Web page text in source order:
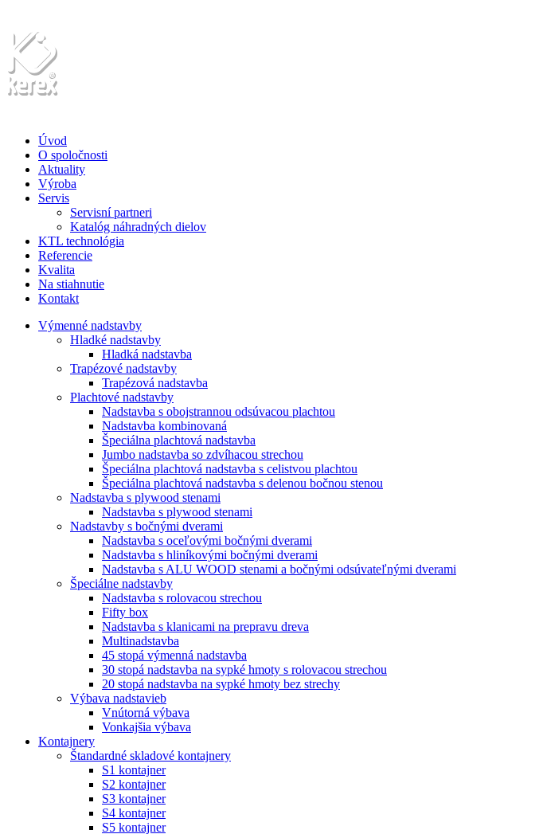
Úvod
O spoločnosti
Aktuality
Výroba
Servis
Servisní partneri
Katalóg náhradných dielov
KTL technológia
Referencie
Kvalita
Na stiahnutie
Kontakt
Výmenné nadstavby
Hladké nadstavby
Hladká nadstavba
Trapézové nadstavby
Trapézová nadstavba
Plachtové nadstavby
Nadstavba s obojstrannou odsúvacou plachtou
Nadstavba kombinovaná
Špeciálna plachtová nadstavba
Jumbo nadstavba so zdvíhacou strechou
Špeciálna plachtová nadstavba s celistvou plachtou
Špeciálna plachtová nadstavba s delenou bočnou stenou
Nadstavba s plywood stenami
Nadstavba s plywood stenami
Nadstavby s bočnými dverami
Nadstavba s oceľovými bočnými dverami
Nadstavba s hliníkovými bočnými dverami
Nadstavba s ALU WOOD stenami a bočnými odsúvateľnými dverami
Špeciálne nadstavby
Nadstavba s rolovacou strechou
Fifty box
Nadstavba s klanicami na prepravu dreva
Multinadstavba
45 stopá výmenná nadstavba
30 stopá nadstavba na sypké hmoty s rolovacou strechou
20 stopá nadstavba na sypké hmoty bez strechy
Výbava nadstavieb
Vnútorná výbava
Vonkajšia výbava
Kontajnery
Štandardné skladové kontajnery
S1 kontajner
S2 kontajner
S3 kontajner
S4 kontajner
S5 kontajner